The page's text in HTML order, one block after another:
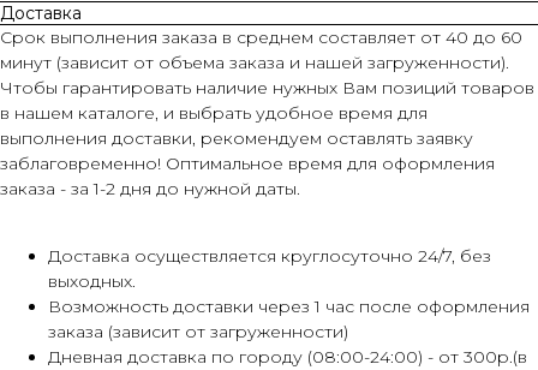
Доставка
Срок выполнения заказа в среднем составляет от 40 до 60
минут (зависит от объема заказа и нашей загруженности).
Чтобы гарантировать наличие нужных Вам позиций товаров
в нашем каталоге, и выбрать удобное время для
выполнения доставки, рекомендуем оставлять заявку
заблаговременно! Оптимальное время для оформления
заказа - за 1-2 дня до нужной даты.
Доставка осуществляется круглосуточно 24/7, без
выходных.
Возможность доставки через 1 час после оформления
заказа (зависит от загруженности)
Дневная доставка по городу (08:00-24:00) - от 300р.(в